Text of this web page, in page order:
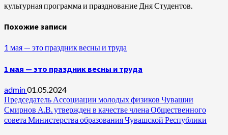
культурная программа и празднование Дня Студентов.
Похожие записи
1 мая — это праздник весны и труда
1 мая — это праздник весны и труда
admin01.05.2024
Председатель Ассоциации молодых физиков Чувашии
Смирнов А.В. утвержден в качестве члена Общественного
совета Министерства образования Чувашской Республики